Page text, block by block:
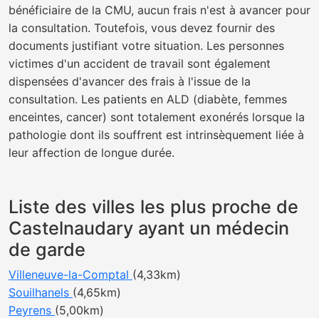
bénéficiaire de la CMU, aucun frais n'est à avancer pour
la consultation. Toutefois, vous devez fournir des
documents justifiant votre situation. Les personnes
victimes d'un accident de travail sont également
dispensées d'avancer des frais à l'issue de la
consultation. Les patients en ALD (diabète, femmes
enceintes, cancer) sont totalement exonérés lorsque la
pathologie dont ils souffrent est intrinsèquement liée à
leur affection de longue durée.
Liste des villes les plus proche de
Castelnaudary ayant un médecin
de garde
Villeneuve-la-Comptal (4,33km)
Souilhanels (4,65km)
Peyrens (5,00km)